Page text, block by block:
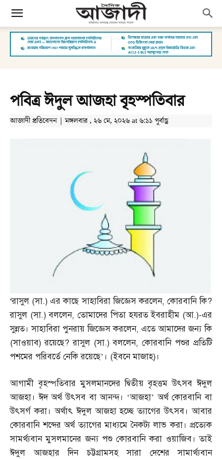
পবিত্র ঈদুল আজহা বৃহস্পতিবার
আজাদী প্রতিবেদন | মঙ্গলবার , ২৬ মে, ২০২৬ at ৬:১১ পূর্বাহ্ণ
‘রাসুল (সা.)এর কাছে সাহাবিরা জিজ্ঞেস করলেন, কোরবানি কি?
রাসুল (সা.)বললেন,তোমাদের পিতা হযরত ইবরাহীম (আ.)-এর
সুন্নত। সাহাবিরা পুনরায় জিজ্ঞেস করলেন, এতে আমাদের জন্য কি
(সাওয়াব)রয়েছে?রাসুল (সা.)বললেন,কোরবানি পশুর প্রতিটি
পশমের পরিবর্তে নেকি রয়েছে’। (ইবনে মাজাহ)।
আগামী বৃহস্পতিবার মুসলমানদের দ্বিতীয় বৃহত্তম উৎসব ঈদুল
আজহা। ঈদ অর্থ উৎসব বা আনন্দ। ‘আজহা’ অর্থ কোরবানি বা
উৎসর্গ করা। অর্থাৎ ঈদুল আজহা হচ্ছে ত্যাগের উৎসব। আবার
কোরবানি শব্দের অর্থ ত্যাগের মাধ্যমে নৈকট্য লাভ করা। প্রত্যেক
সামর্থ্যবান মুসলমানের জন্য পশু কোরবানি করা ওয়াজিব। তাই
ঈদুল আজহার দিন চট্টগ্রামসহ সারা দেশের সামার্থ্যবান